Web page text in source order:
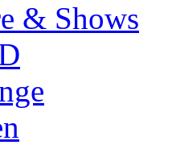
& Shows